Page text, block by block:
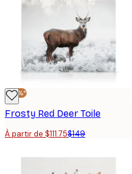
-25%*
Frosty Red Deer Toile
À partir de $111.75$149